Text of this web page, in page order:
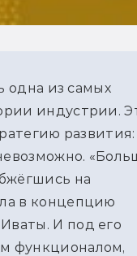
одна из самых
индустрии.
развития:
на
в концепцию
И под его
функционалом,